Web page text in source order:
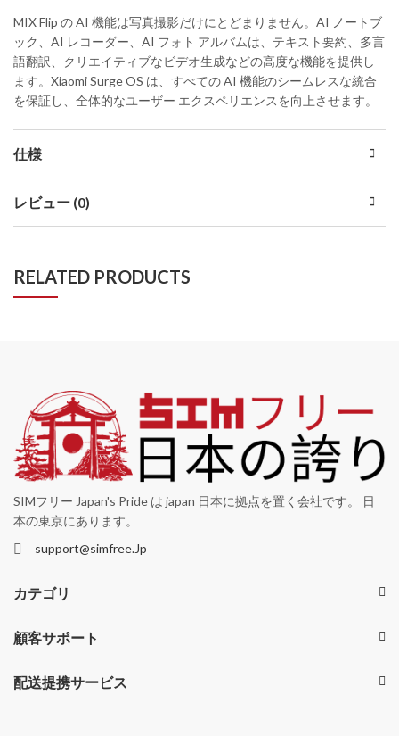
MIX Flip の AI 機能は写真撮影だけにとどまりません。AI ノートブ
ック、AI レコーダー、AI フォト アルバムは、テキスト要約、多言
語翻訳、クリエイティブなビデオ生成などの高度な機能を提供し
ます。Xiaomi Surge OS は、すべての AI 機能のシームレスな統合
を保証し、全体的なユーザー エクスペリエンスを向上させます。
仕様
レビュー (0)
RELATED PRODUCTS
SIMフリー Japan's Pride は japan 日本に拠点を置く会社です。 日
本の東京にあります。
support@simfree.Jp
カテゴリ
顧客サポート
配送提携サービス